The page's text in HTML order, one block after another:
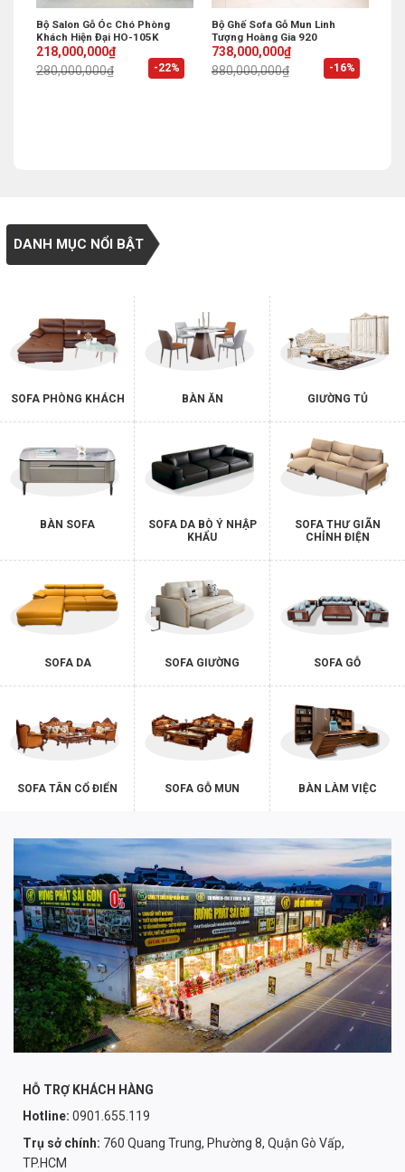
-22%
Bộ Salon Gỗ Óc Chó Phòng
Khách Hiện Đại HO-105K
280,000,000₫
Original
price
was:
218,000,000₫
Current
price
is:
-16%
Bộ Ghế Sofa Gỗ Mun Linh
Tượng Hoàng Gia 920
880,000,000₫
Original
price
was:
738,000,000₫
Current
price
is:
DANH MỤC NỔI BẬT
SOFA PHÒNG KHÁCH BÀN ĂN GIƯỜNG TỦ
BÀN SOFA
SOFA DA BÒ Ý NHẬP
KHẨU
SOFA THƯ GIÃN
CHỈNH ĐIỆN
SOFA DA SOFA GIƯỜNG SOFA GỖ
SOFA TÂN CỔ ĐIỂN SOFA GỖ MUN BÀN LÀM VIỆC
HỖ TRỢ KHÁCH HÀNG
Hotline: 0901.655.119
Trụ sở chính: 760 Quang Trung, Phường 8, Quận Gò Vấp,
TP.HCM